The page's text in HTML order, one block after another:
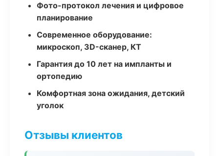
Фото-протокол лечения и цифровое
планирование
Современное оборудование:
микроскоп, 3D-сканер, КТ
Гарантия до 10 лет на импланты и
ортопедию
Комфортная зона ожидания, детский
уголок
Отзывы клиентов